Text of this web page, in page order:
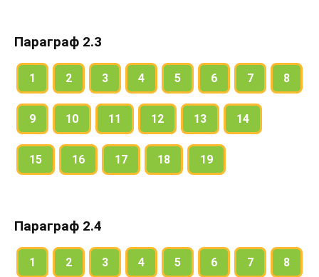
Параграф 2.3
1 2 3 4 5 6 7 8
9 10 11 12 13 14
15 16 17 18 19
Параграф 2.4
1 2 3 4 5 6 7 8